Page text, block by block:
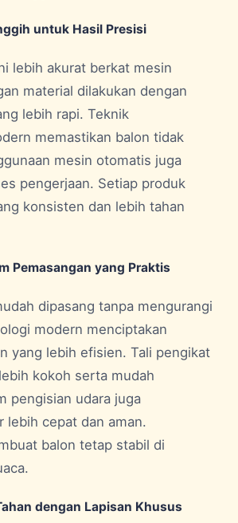
untuk Hasil Presisi
lebih akurat berkat mesin
material dilakukan dengan
lebih rapi. Teknik
memastikan balon tidak
mesin otomatis juga
pengerjaan. Setiap produk
konsisten dan lebih tahan
Pemasangan yang Praktis
dipasang tanpa mengurangi
modern menciptakan
yang lebih efisien. Tali pengikat
kokoh serta mudah
pengisian udara juga
lebih cepat dan aman.
balon tetap stabil di
dengan Lapisan Khusus